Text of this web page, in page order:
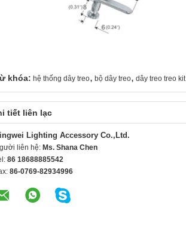
khóa: hệ thống dây treo, bộ dây treo, dây treo treo kit
tiết liên lạc
Lighting Accessory Co.,Ltd.
liên hệ: Ms. Shana Chen
86 18688885542
86-0769-82934996